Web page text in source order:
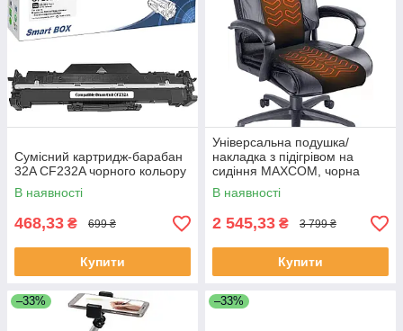
Сумісний картридж-барабан
32A CF232A чорного кольору
В наявності
468,33 ₴ 699 ₴
Купити
Універсальна подушка/
накладка з підігрівом на
сидіння MAXCOM, чорна
В наявності
2 545,33 ₴ 3 799 ₴
Купити
–33% –33%